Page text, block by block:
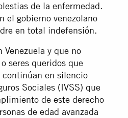
de la enfermedad.
el gobierno venezolano
en total indefensión.
y que no
seres queridos que
continúan en silencio
Sociales (IVSS) que
de este derecho
de edad avanzada